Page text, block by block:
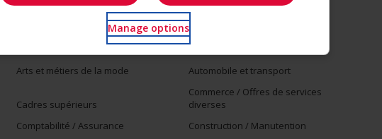
Emplois par secteur
Arts et métiers de la mode Automobile et transport
Cadres supérieurs
Commerce / Offres de services
diverses
Comptabilité / Assurance
Construction / Manutention
Manage options